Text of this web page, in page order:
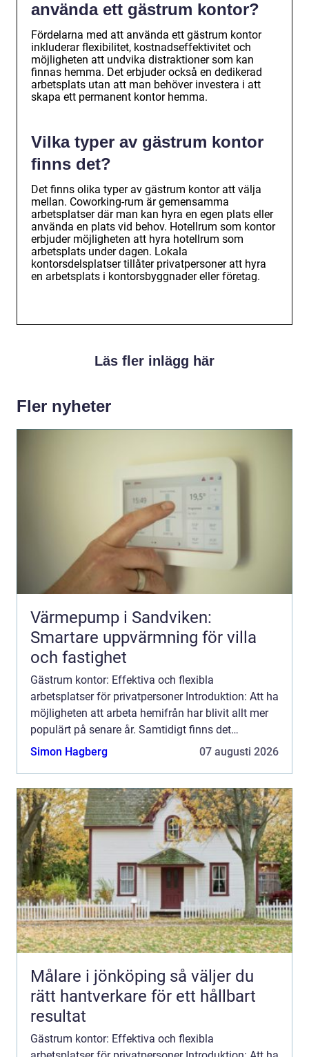
använda ett gästrum kontor?
Fördelarna med att använda ett gästrum kontor
inkluderar flexibilitet, kostnadseffektivitet och
möjligheten att undvika distraktioner som kan
finnas hemma. Det erbjuder också en dedikerad
arbetsplats utan att man behöver investera i att
skapa ett permanent kontor hemma.
Vilka typer av gästrum kontor
finns det?
Det finns olika typer av gästrum kontor att välja
mellan. Coworking-rum är gemensamma
arbetsplatser där man kan hyra en egen plats eller
använda en plats vid behov. Hotellrum som kontor
erbjuder möjligheten att hyra hotellrum som
arbetsplats under dagen. Lokala
kontorsdelsplatser tillåter privatpersoner att hyra
en arbetsplats i kontorsbyggnader eller företag.
Läs fler inlägg här
Fler nyheter
Värmepump i Sandviken:
Smartare uppvärmning för villa
och fastighet
Gästrum kontor: Effektiva och flexibla
arbetsplatser för privatpersoner Introduktion: Att ha
möjligheten att arbeta hemifrån har blivit allt mer
populärt på senare år. Samtidigt finns det
situationer då privatpersoner behöver en dedikerad
Simon Hagberg 07 augusti 2026
Målare i jönköping så väljer du
rätt hantverkare för ett hållbart
resultat
Gästrum kontor: Effektiva och flexibla